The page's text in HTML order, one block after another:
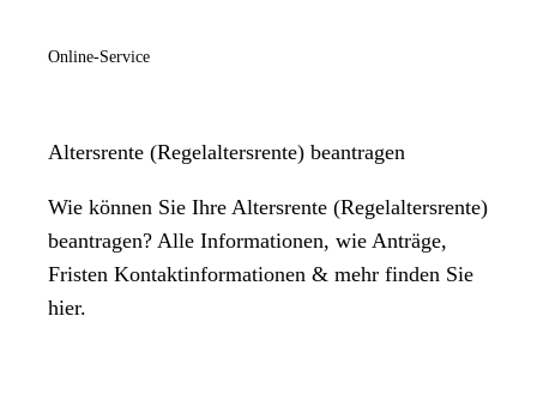
Online-Service
Altersrente (Regelaltersrente) beantragen
Wie können Sie Ihre Altersrente (Regelaltersrente)
beantragen? Alle Informationen, wie Anträge,
Fristen Kontaktinformationen & mehr finden Sie
hier.